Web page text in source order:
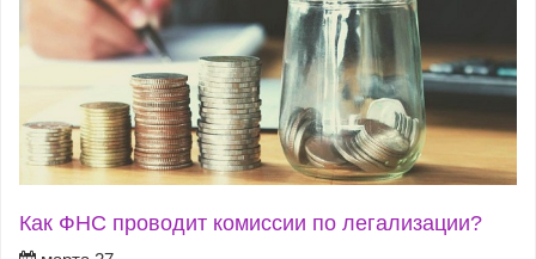
Как ФНС проводит комиссии по легализации?